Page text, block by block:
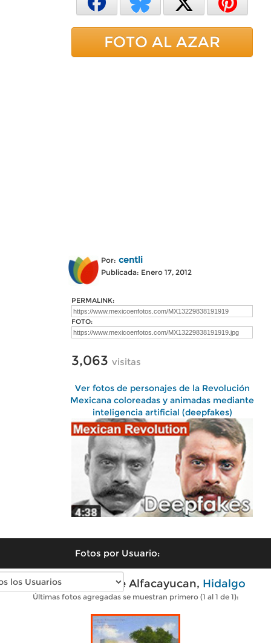
FOTO AL AZAR
Por: centli
Publicada: Enero 17, 2012
PERMALINK:
FOTO:
3,063 visitas
Ver fotos de personajes de la Revolución
Mexicana coloreadas y animadas mediante
inteligencia artificial (deepfakes)
Fotos por Usuario:
Fotos antiguas de Alfacayucan, Hidalgo
Últimas fotos agregadas se muestran primero (1 al 1 de 1):